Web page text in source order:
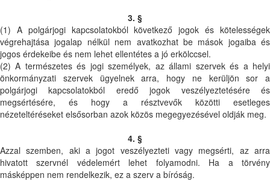
3. §
(1) A polgárjogi kapcsolatokból következő jogok és kötelességek
végrehajtása jogalap nélkül nem avatkozhat be mások jogaiba és
jogos érdekeibe és nem lehet ellentétes a jó erkölccsel.
(2) A természetes és jogi személyek, az állami szervek és a helyi
önkormányzati szervek ügyelnek arra, hogy ne kerüljön sor a
polgárjogi kapcsolatokból eredő jogok veszélyeztetésére és
megsértésére, és hogy a résztvevők közötti esetleges
nézeteltéréseket elsősorban azok közös megegyezésével oldják meg.
4. §
Azzal szemben, aki a jogot veszélyezteti vagy megsérti, az arra
hivatott szervnél védelemért lehet folyamodni. Ha a törvény
másképpen nem rendelkezik, ez a szerv a bíróság.